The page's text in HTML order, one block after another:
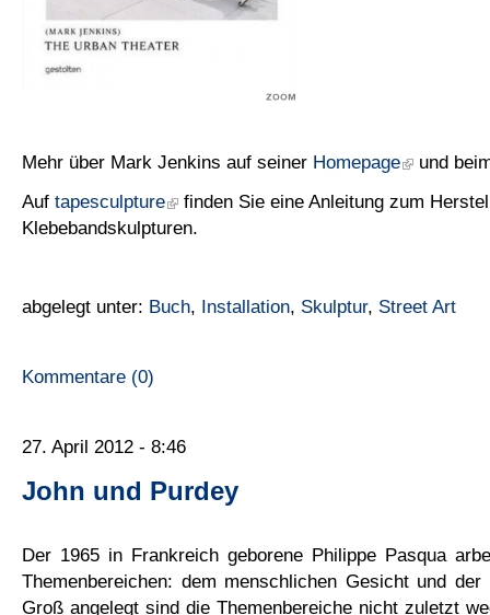
Mehr über Mark Jenkins auf seiner Homepage
und
Auf tapesculpture
finden Sie eine Anleitung zum
Klebebandskulpturen.
abgelegt unter: Buch, Installation, Skulptur, Street Art
Kommentare (0)
27. April 2012 - 8:46
John und Purdey
Der 1965 in Frankreich geborene Philippe Pasqua
Themenbereichen: dem menschlichen Gesicht und der
Groß angelegt sind die Themenbereiche nicht zuletzt